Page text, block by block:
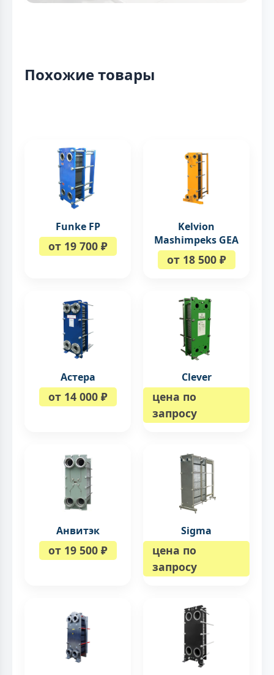
Похожие товары
Funke FP
от 19 700 ₽
Kelvion
Mashimpeks GEA
от 18 500 ₽
Астера
от 14 000 ₽
Clever
цена по
запросу
Анвитэк
от 19 500 ₽
Sigma
цена по
запросу